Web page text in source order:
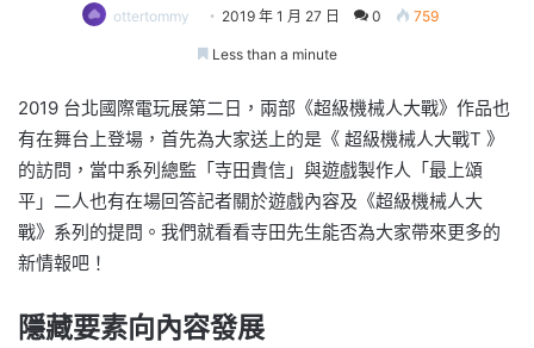
ottertommy 2019 年 1 月 27 日 0 759
Less than a minute
2019 台北國際電玩展第二日，兩部《超級機械人大戰》作品也
有在舞台上登場，首先為大家送上的是《 超級機械人大戰T 》
的訪問，當中系列總監「寺田貴信」與遊戲製作人「最上頌
平」二人也有在場回答記者關於遊戲內容及《超級機械人大
戰》系列的提問。我們就看看寺田先生能否為大家帶來更多的
新情報吧！
隱藏要素向內容發展